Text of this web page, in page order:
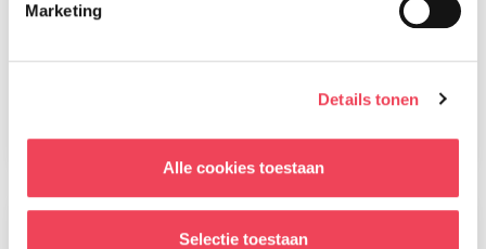
Marketing
Details tonen
Alle cookies toestaan
Selectie toestaan
Magazine nummer 91 is onderweg
naar onze leden